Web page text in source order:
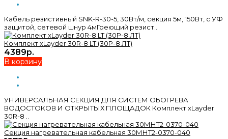
Кабель резистивный SNK-R-30-5, 30Вт/м, секция 5м, 150Вт, с УФ
защитой, сетевой шнур 4мГреющий резист..
Комплект xLayder 30R-8 LT (30Р-8 ЛТ)
4389р.
В корзину
УНИВЕРСАЛЬНАЯ СЕКЦИЯ ДЛЯ СИСТЕМ ОБОГРЕВА
ВОДОСТОКОВ И ОТКРЫТЫХ ПЛОЩАДОК Комплект xLayder
30R-8 ..
Секция нагревательная кабельная 30МНТ2-0370-040